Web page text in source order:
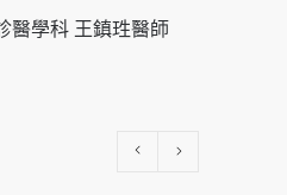
醫學科 王鎮珄醫師